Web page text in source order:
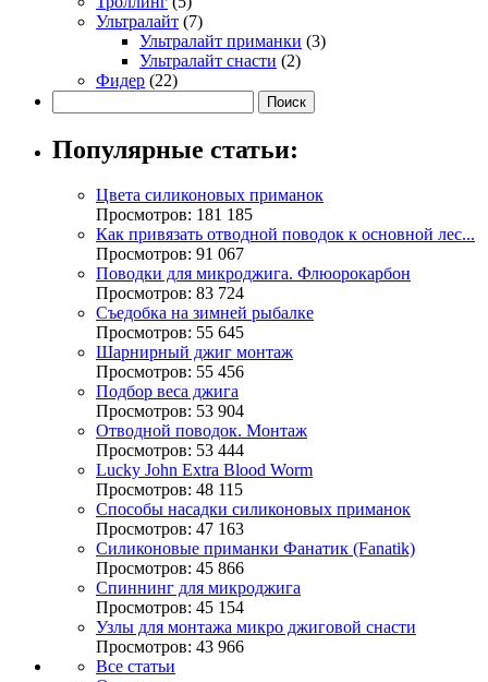
Ультралайт (7)
Ультралайт приманки (3)
Ультралайт снасти (2)
Фидер (22)
Популярные статьи:
Цвета силиконовых приманок
Просмотров: 181 185
Как привязать отводной поводок к основной лес...
Просмотров: 91 067
Поводки для микроджига. Флюорокарбон
Просмотров: 83 724
Съедобка на зимней рыбалке
Просмотров: 55 645
Шарнирный джиг монтаж
Просмотров: 55 456
Подбор веса джига
Просмотров: 53 904
Отводной поводок. Монтаж
Просмотров: 53 444
Lucky John Extra Blood Worm
Просмотров: 48 115
Способы насадки силиконовых приманок
Просмотров: 47 163
Силиконовые приманки Фанатик (Fanatik)
Просмотров: 45 866
Спиннинг для микроджига
Просмотров: 45 154
Узлы для монтажа микро джиговой снасти
Просмотров: 43 966
Все статьи